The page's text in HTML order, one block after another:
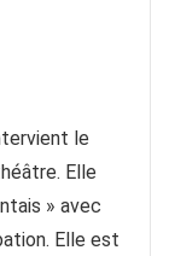
le
Elle
» avec
Elle est